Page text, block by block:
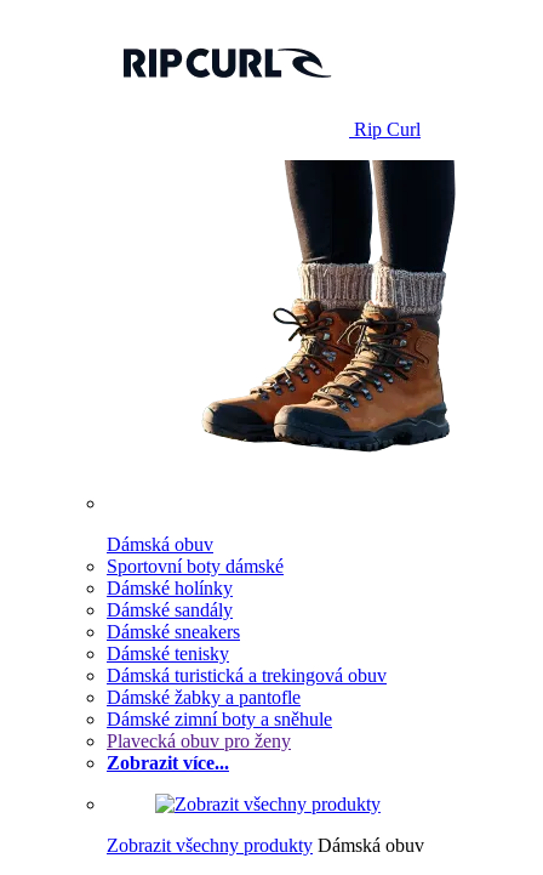
Rip Curl
Dámská obuv
Sportovní boty dámské
Dámské holínky
Dámské sandály
Dámské sneakers
Dámské tenisky
Dámská turistická a trekingová obuv
Dámské žabky a pantofle
Dámské zimní boty a sněhule
Plavecká obuv pro ženy
Zobrazit více...
Zobrazit všechny produkty Dámská obuv